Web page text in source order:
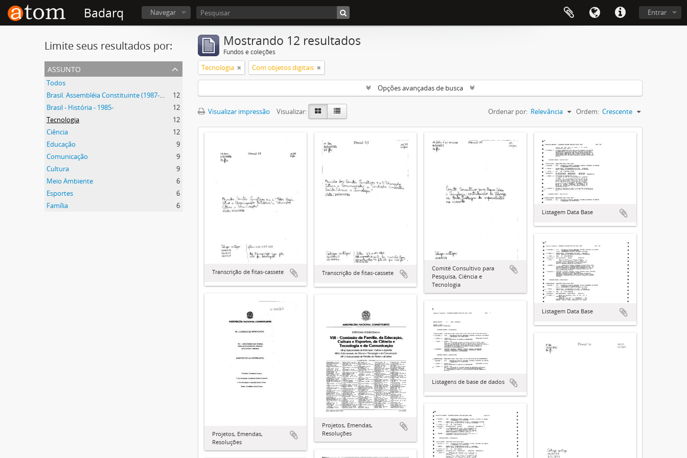
Badarq Navegar Entrar
Limite seus resultados por:
assunto
Todos
Brasil. Assembléia Constituinte (1987-1988)
12
Brasil - História - 1985-
12
Tecnologia
12
Ciência
12
Educação
9
Comunicação
9
Cultura
9
Meio Ambiente
6
Esportes
6
Família
6
Mostrando 12 resultados
Fundos e coleções
Tecnologia Com objetos digitais
Opções avançadas de busca
Visualizar impressão Visualizar: Ordenar por: Relevância Ordem: Crescente
Transcrição de fitas-cassete Transcrição de fitas-cassete
Comitê Consultivo para
Pesquisa, Ciência e
Tecnologia
Listagem Data Base
Listagem Data Base
Projetos, Emendas,
Resoluções
Projetos, Emendas,
Resoluções
Listagens de base de dados